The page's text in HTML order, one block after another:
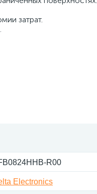
затрат.
R00
Electronics